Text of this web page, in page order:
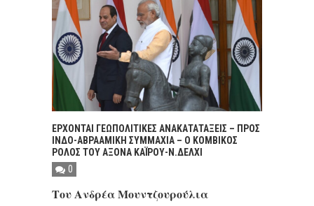
EΡΧΟΝΤΑΙ ΓΕΩΠΟΛΙΤΙΚΕΣ ΑΝΑΚΑΤΑΤΑΞΕΙΣ – ΠΡΟΣ
ΙΝΔΟ-ΑΒΡΑΑΜΙΚΗ ΣΥΜΜΑΧΙΑ – Ο ΚΟΜΒΙΚΟΣ
ΡΟΛΟΣ ΤΟΥ ΑΞΟΝΑ ΚΑΪΡΟΥ-Ν.ΔΕΛΧΙ
0
Του Ανδρέα Μουντζουρούλια